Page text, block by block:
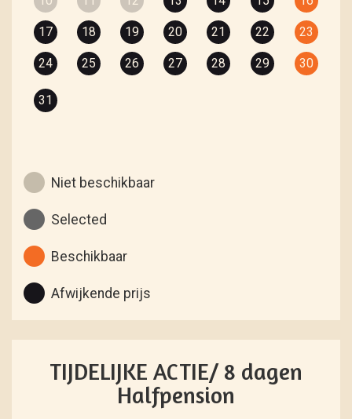
17 18 19 20 21 22 23
24 25 26 27 28 29 30
31
Niet beschikbaar
Selected
Beschikbaar
Afwijkende prijs
TIJDELIJKE ACTIE/ 8 dagen
Halfpension